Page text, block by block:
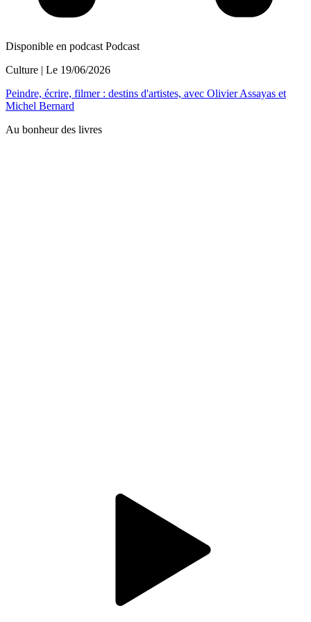
Disponible en podcast Podcast
Culture | Le 19/06/2026
Peindre, écrire, filmer : destins d'artistes, avec Olivier Assayas et
Michel Bernard
Au bonheur des livres